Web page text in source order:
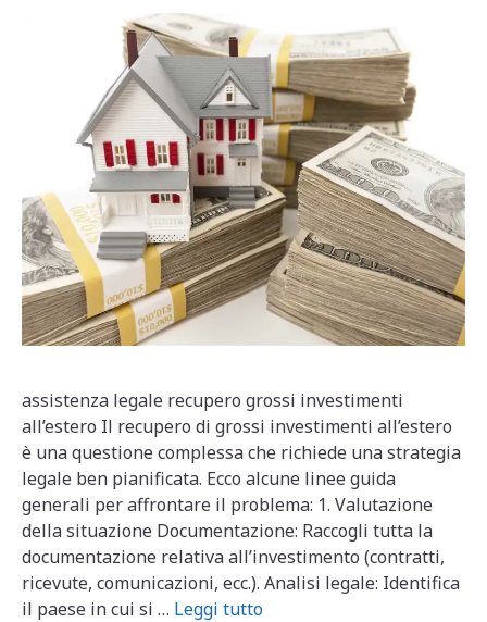
assistenza legale recupero grossi investimenti
all’estero Il recupero di grossi investimenti all’estero
è una questione complessa che richiede una strategia
legale ben pianificata. Ecco alcune linee guida
generali per affrontare il problema: 1. Valutazione
della situazione Documentazione: Raccogli tutta la
documentazione relativa all’investimento (contratti,
ricevute, comunicazioni, ecc.). Analisi legale: Identifica
il paese in cui si … Leggi tutto